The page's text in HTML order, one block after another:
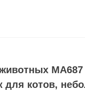
MA687
для котов,